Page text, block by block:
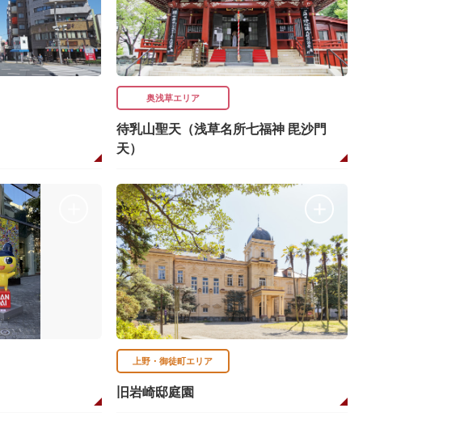
奥浅草エリア
待乳山聖天（浅草名所七福神 毘沙門
天）
上野・御徒町エリア
旧岩崎邸庭園